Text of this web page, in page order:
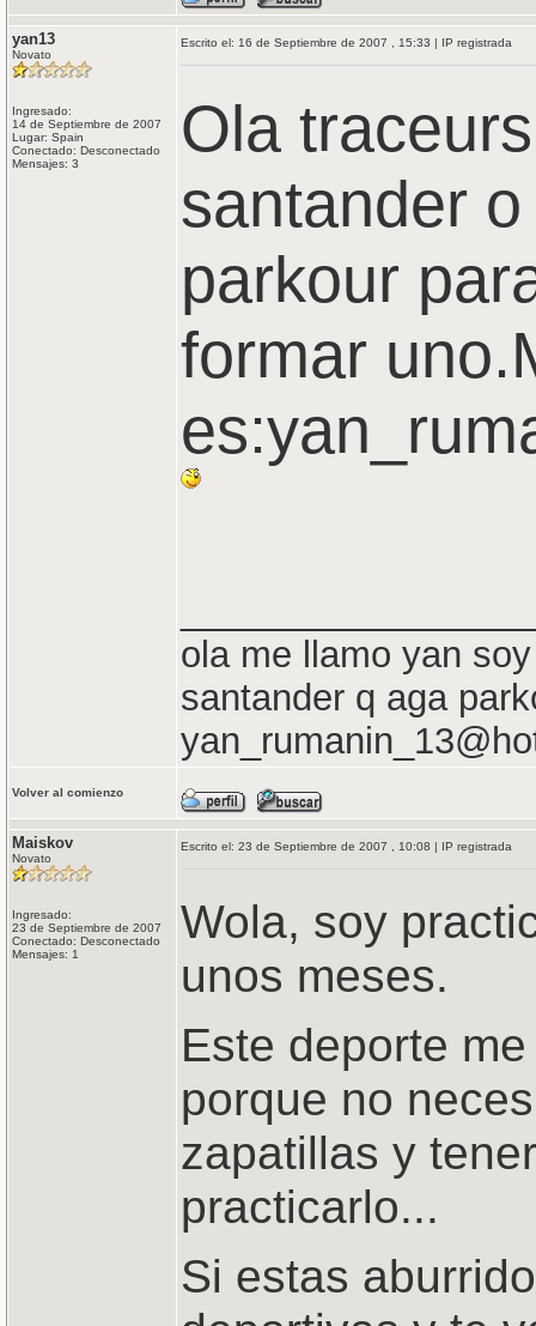
yan13
Novato
Ingresado:
14 de Septiembre de 2007
Lugar: Spain
Conectado: Desconectado
Mensajes: 3
Escrito el: 16 de Septiembre de 2007 , 15:33 | IP registrada
Ola
santander
parkour
formar
ola me llamo yan
santander q aga
Volver al comienzo
Maiskov
Novato
Ingresado:
23 de Septiembre de 2007
Conectado: Desconectado
Mensajes: 1
Escrito el: 23 de Septiembre de 2007 , 10:08 | IP registrada
Wola, soy
unos meses.
Este deporte
porque no
zapatillas y
practicarlo...
Si estas